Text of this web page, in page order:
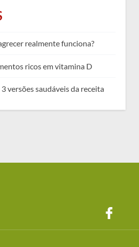
realmente funciona?
ricos em vitamina D
versões saudáveis da receita